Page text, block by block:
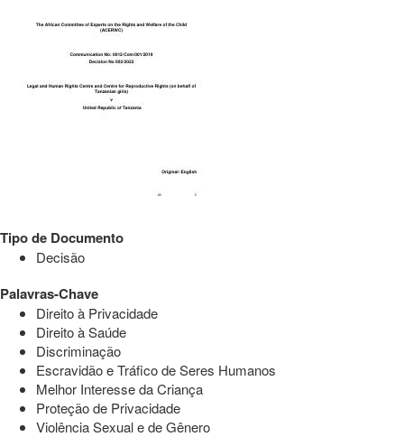
Tipo de Documento
Decisão
Palavras-Chave
Direito à Privacidade
Direito à Saúde
Discriminação
Escravidão e Tráfico de Seres Humanos
Melhor Interesse da Criança
Proteção de Privacidade
Violência Sexual e de Gênero